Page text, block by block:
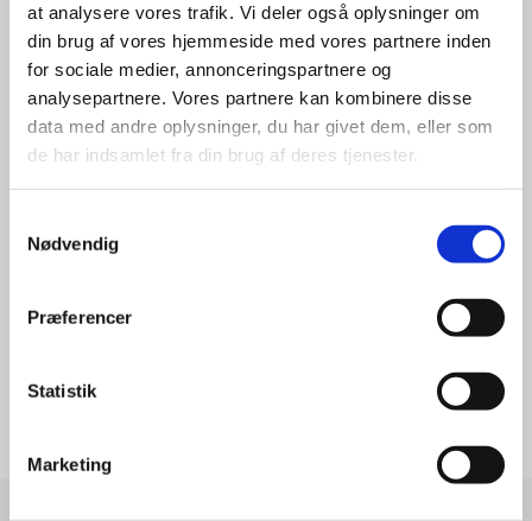
at analysere vores trafik. Vi deler også oplysninger om
din brug af vores hjemmeside med vores partnere inden
for sociale medier, annonceringspartnere og
analysepartnere. Vores partnere kan kombinere disse
data med andre oplysninger, du har givet dem, eller som
de har indsamlet fra din brug af deres tjenester.
Nødvendig
Præferencer
Statistik
Marketing
Også Torsdage 10:00 - 15:00 i Juli og
August
Entre 75,00 Kr.
Medlemsskab af støtteforeningen ( 150 kr)